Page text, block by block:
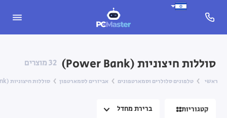
סוללות חיצוניות (Power Bank) 32 מוצרים
ראשי טלפונים סלולרים וסמארטפונים אביזרים לסמארטפון סוללות חיצוניות (Power Bank) Nothing Phone
קטגוריות